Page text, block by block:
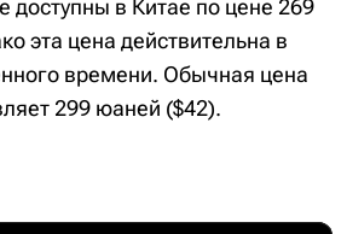
доступны в Китае по цене 269
эта цена действительна в
времени. Обычная цена
299 юаней ($42).